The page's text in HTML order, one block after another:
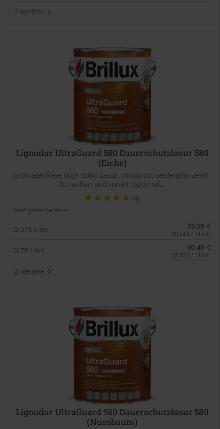
2 weitere
Lignodur UltraGuard 580 Dauerschutzlasur 580
(Eiche)
aromatenfreie High-Solid-Lasur, thixotrop, seidenglänzend,
für außen und innen, optional...
(4)
Verfügbare Varianten
0,375 Liter 33,99 €
90,64 € / 1 Liter
0,75 Liter 50,49 €
67,32 € / 1 Liter
2 weitere
Lignodur UltraGuard 580 Dauerschutzlasur 580
(Nussbaum)